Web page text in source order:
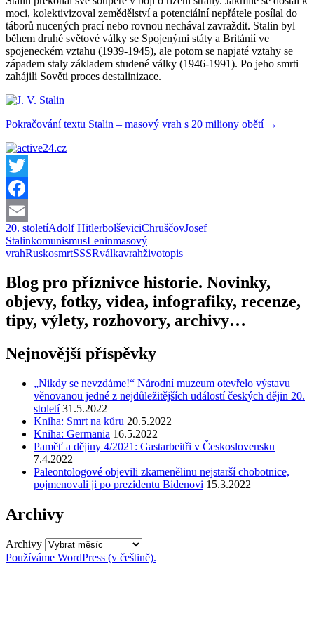
moci, kolektivizoval zemědělství a potenciální nepřátele posílal do
táborů nucených prací nebo rovnou nechával zavraždit. Stalin byl
během druhé světové války se Spojenými státy a Británií ve
spojeneckém vztahu (1939-1945), ale potom se napjaté vztahy se
západem staly základem studené války (1946-1991). Po jeho smrti
zahájili Sověti proces destalinizace.
Pokračování textu Stalin – masový vrah s 20 miliony obětí →
Twitter
Facebook
Email
20. stoletíAdolf HitlerbolševiciChruščovJosef
StalinkomunismusLeninmasový
vrahRuskosmrtSSSRválkavrahživotopis
Blog pro příznivce historie. Novinky,
objevy, fotky, videa, infografiky, recenze,
tipy, výlety, rozhovory, archivy…
Nejnovější příspěvky
„Nikdy se nevzdáme!“ Národní muzeum otevřelo výstavu
věnovanou jedné z nejdůležitějších událostí českých dějin 20.
století 31.5.2022
Kniha: Smrt na kůru 20.5.2022
Kniha: Germania 16.5.2022
Paměť a dějiny 4/2021: Gastarbeitři v Československu
7.4.2022
Paleontologové objevili zkamenělinu nejstarší chobotnice,
pojmenovali ji po prezidentu Bidenovi 15.3.2022
Archivy
Archivy
Používáme WordPress (v češtině).